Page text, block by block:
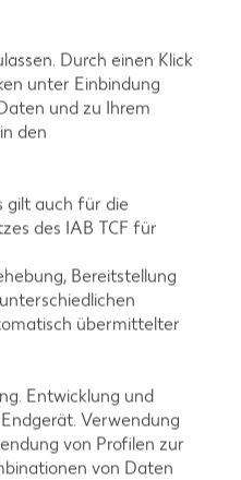
Smoothie-
Bowle-
Cocktail-
Avocado-
Erdbeer-
Blaubeer-
Bananen-
Durch einen Klick
unter Einbindung
und zu Ihrem
den
gilt auch für die
des IAB TCF für
Bereitstellung
übermittelter
Entwicklung und
Verwendung
von Profilen zur
von Daten